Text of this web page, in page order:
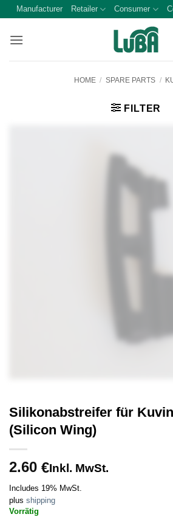
Skip
content
Manufacturer Retailer Consumer
HOME / SPARE PARTS /
FILTER
Silikonabstreifer für
(Silicon Wing)
2.60 €Inkl. MwSt.
Includes 19% MwSt.
plus shipping
Vorrätig